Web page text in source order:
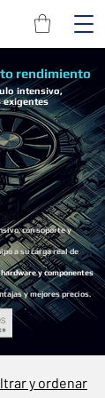
rendimiento
intensivo,
exigentes
con soporte y
a su carga real de
y componentes
y mejores precios.
y ordenar